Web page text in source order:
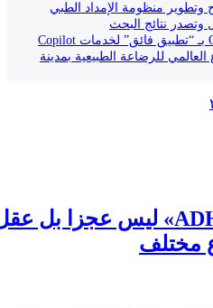
وتطوير منظومة الإمداد الطبي
نتائج البحث
للرضاعة الطبيعية بمدينة
خالد رغدان: «ADHD» ليس عجزا بل عقل
مختلف